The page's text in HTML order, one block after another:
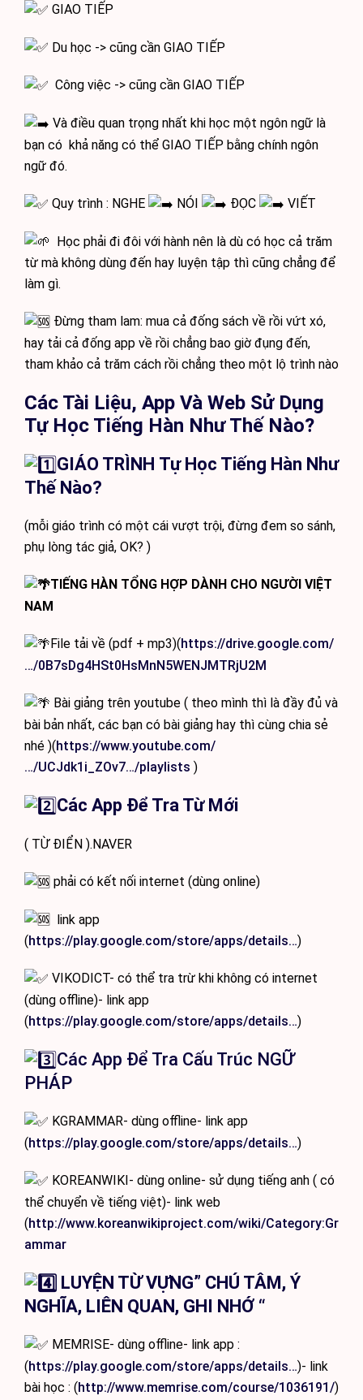
GIAO TIẾP
Du học -> cũng cần GIAO TIẾP
Công việc -> cũng cần GIAO TIẾP
Và điều quan trọng nhất khi học một ngôn ngữ là
bạn có khả năng có thể GIAO TIẾP bằng chính ngôn
ngữ đó.
Quy trình : NGHE NÓI ĐỌC VIẾT
Học phải đi đôi với hành nên là dù có học cả trăm
từ mà không dùng đến hay luyện tập thì cũng chẳng để
làm gì.
Đừng tham lam: mua cả đống sách về rồi vứt xó,
hay tải cả đống app về rồi chẳng bao giờ đụng đến,
tham khảo cả trăm cách rồi chẳng theo một lộ trình nào
Các Tài Liệu, App Và Web Sử Dụng
Tự Học Tiếng Hàn Như Thế Nào?
GIÁO TRÌNH Tự Học Tiếng Hàn Như
Thế Nào?
(mỗi giáo trình có một cái vượt trội, đừng đem so sánh,
phụ lòng tác giả, OK? )
TIẾNG HÀN TỔNG HỢP DÀNH CHO NGƯỜI VIỆT
NAM
File tải về (pdf + mp3)(https://drive.google.com/
…/0B7sDg4HSt0HsMnN5WENJMTRjU2M
Bài giảng trên youtube ( theo mình thì là đầy đủ và
bài bản nhất, các bạn có bài giảng hay thì cùng chia sẻ
nhé )(https://www.youtube.com/
…/UCJdk1i_ZOv7…/playlists )️️
Các App Để Tra Từ Mới
( TỪ ĐIỂN ).NAVER
phải có kết nối internet (dùng online)
link app
(https://play.google.com/store/apps/details…)
VIKODICT- có thể tra trừ khi không có internet
(dùng offline)- link app
(https://play.google.com/store/apps/details…)️️
Các App Để Tra Cấu Trúc NGỮ
PHÁP
KGRAMMAR- dùng offline- link app
(https://play.google.com/store/apps/details…)
KOREANWIKI- dùng online- sử dụng tiếng anh ( có
thể chuyển về tiếng việt)- link web
(http://www.koreanwikiproject.com/wiki/Category:Gr
ammar
LUYỆN TỪ VỰNG” CHÚ TÂM, Ý
NGHĨA, LIÊN QUAN, GHI NHỚ “
MEMRISE- dùng offline- link app :
(https://play.google.com/store/apps/details…)- link
bài học : (http://www.memrise.com/course/1036191/)